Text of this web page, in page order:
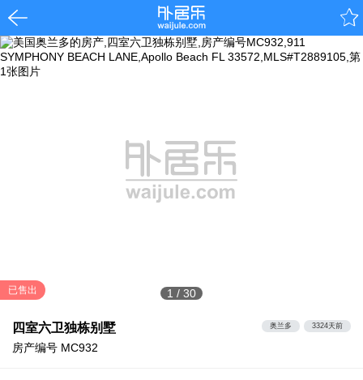
1 / 30
已售出
四室六卫独栋别墅
房产编号 MC932
奥兰多 3324天前